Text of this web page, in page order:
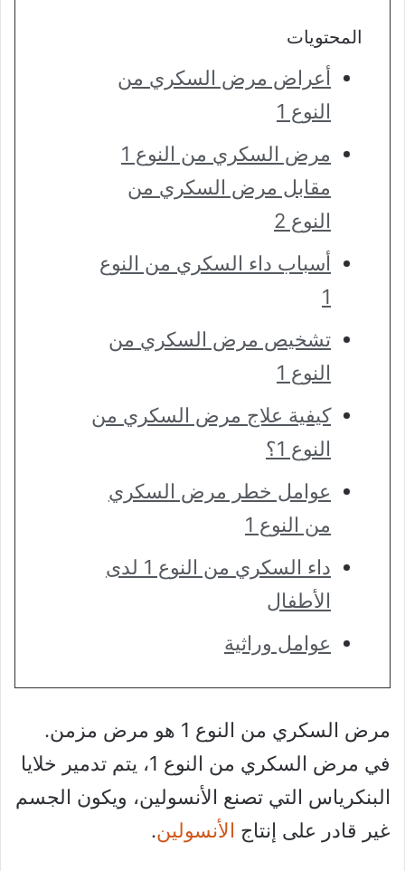
المحتويات
أعراض مرض السكري من
النوع 1
مرض السكري من النوع 1
مقابل مرض السكري من
النوع 2
أسباب داء السكري من النوع
1
تشخيص مرض السكري من
النوع 1
كيفية علاج مرض السكري من
النوع 1؟
عوامل خطر مرض السكري
من النوع 1
داء السكري من النوع 1 لدى
الأطفال
عوامل وراثية
مرض السكري من النوع 1 هو مرض مزمن.
في مرض السكري من النوع 1، يتم تدمير خلايا
البنكرياس التي تصنع الأنسولين، ويكون الجسم
غير قادر على إنتاج الأنسولين.